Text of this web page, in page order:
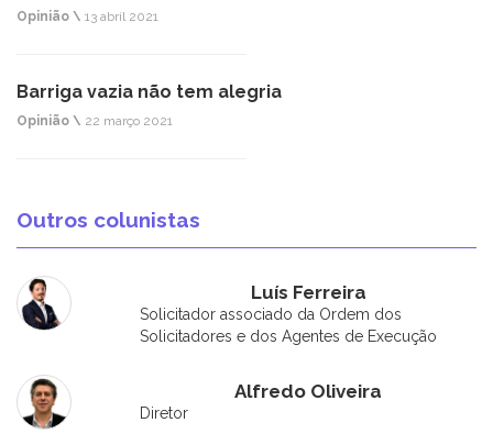
Opinião \ 13 abril 2021
Barriga vazia não tem alegria
Opinião \ 22 março 2021
Outros colunistas
Luís Ferreira
Solicitador associado da Ordem dos
Solicitadores e dos Agentes de Execução
Alfredo Oliveira
Diretor